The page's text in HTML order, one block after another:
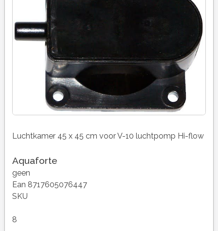
Luchtkamer 45 x 45 cm voor V-10 luchtpomp Hi-flow
Aquaforte
geen
Ean 8717605076447
SKU
8